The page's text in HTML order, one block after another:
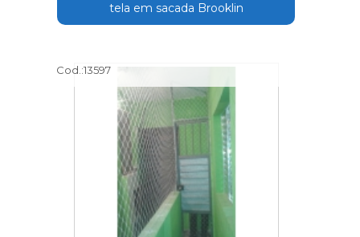
tela em sacada Brooklin
Cod.:13597